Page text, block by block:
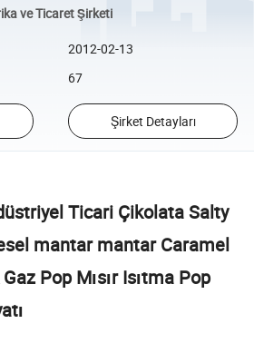
ve Ticaret Şirketi
2012-02-13
67
Şirket Detayları
Ticari Çikolata Salty
mantar mantar Caramel
Pop Mısır Isıtma Pop